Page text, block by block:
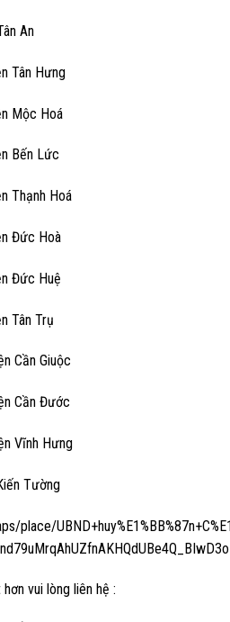
An
Tân Hưng
Mộc Hoá
Bến Lức
Thạnh Hoá
Đức Hoà
Đức Huệ
Tân Trụ
Cần Giuộc
Cần Đước
Vĩnh Hưng
Tường
place/
vui lòng liên hệ :